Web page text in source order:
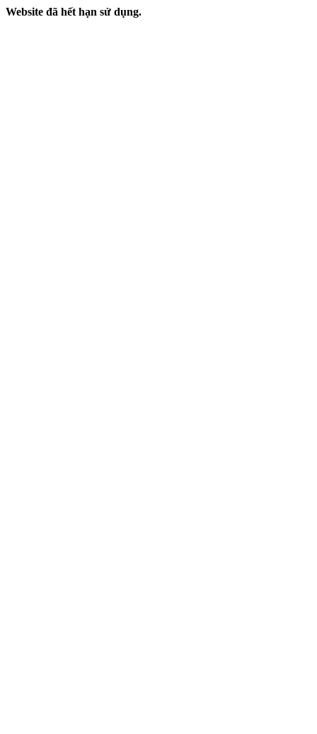
Website đã hết hạn sử dụng.